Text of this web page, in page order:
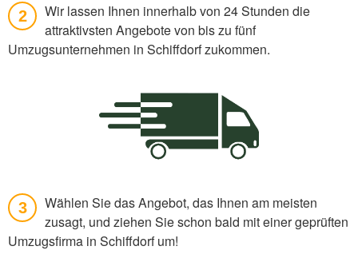
2
Wir lassen Ihnen innerhalb von 24 Stunden die
attraktivsten Angebote von bis zu fünf
Umzugsunternehmen in Schiffdorf zukommen.
3
Wählen Sie das Angebot, das Ihnen am meisten
zusagt, und ziehen Sie schon bald mit einer geprüften
Umzugsfirma in Schiffdorf um!